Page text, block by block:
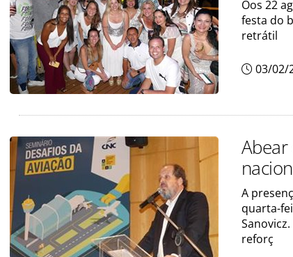
Oos 22
festa do
retrátil
03/02/
Abear
A
quarta-
reforç